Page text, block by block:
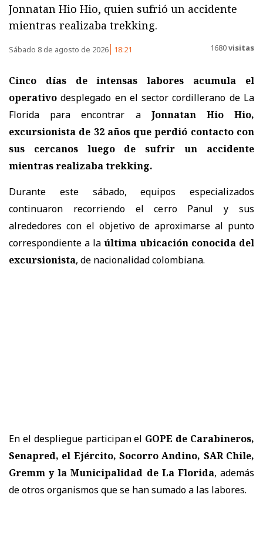
Jonnatan Hio Hio, quien sufrió un accidente
mientras realizaba trekking.
Sábado 8 de agosto de 2026 18:21 1680visitas
Cinco días de intensas labores acumula el
operativo desplegado en el sector cordillerano de La
Florida para encontrar a Jonnatan Hio Hio,
excursionista de 32 años que perdió contacto con
sus cercanos luego de sufrir un accidente
mientras realizaba trekking.
Durante este sábado, equipos especializados
continuaron recorriendo el cerro Panul y sus
alrededores con el objetivo de aproximarse al punto
correspondiente a la última ubicación conocida del
excursionista, de nacionalidad colombiana.
En el despliegue participan el GOPE de Carabineros,
Senapred, el Ejército, Socorro Andino, SAR Chile,
Gremm y la Municipalidad de La Florida, además
de otros organismos que se han sumado a las labores.